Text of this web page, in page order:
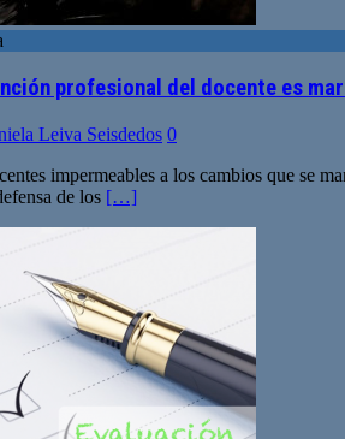
profesional del docente es
Leiva Seisdedos 0
impermeables a los cambios que se
de los […]